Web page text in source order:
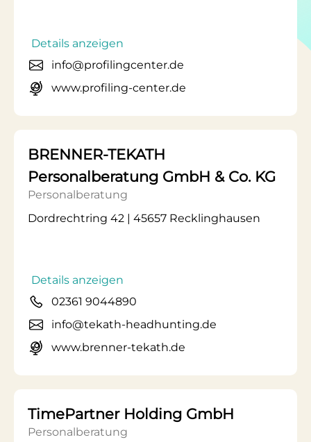
Details anzeigen
info@profilingcenter.de
www.profiling-center.de
BRENNER-TEKATH
Personalberatung GmbH & Co. KG
Personalberatung
Dordrechtring 42 | 45657 Recklinghausen
Details anzeigen
02361 9044890
info@tekath-headhunting.de
www.brenner-tekath.de
TimePartner Holding GmbH
Personalberatung